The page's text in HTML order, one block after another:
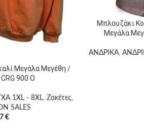
Μεγάλα Μεγέθη /
900 O
1XL - 8XL, Ζακέτες,
SALES
€
Μπλουζάκι
Μεγάλα
ΑΝΔΡΙΚΑ,